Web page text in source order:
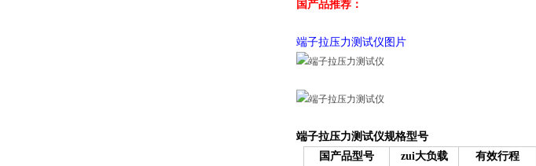
国产品推荐：
端子拉压力测试仪图片
端子拉压力测试仪规格型号
国产品型号
zui大负载
有效行程